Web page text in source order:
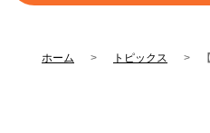
ホーム トピックス